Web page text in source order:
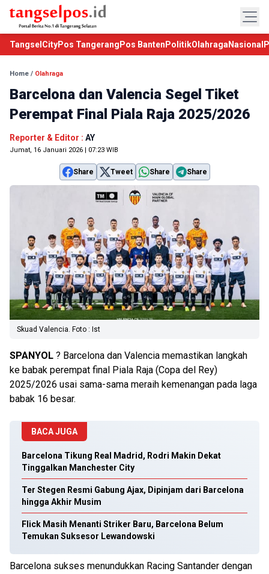
TangselCityPos Tangerang Pos Banten PolitikOlahraga Nasional
Home / Olahraga
Barcelona dan Valencia Segel Tiket
Perempat Final Piala Raja 2025/2026
Reporter & Editor : AY
Jumat, 16 Januari 2026 | 07:23 WIB
Share Tweet Share Share
Skuad Valencia. Foto : Ist
SPANYOL ? Barcelona dan Valencia memastikan langkah
ke babak perempat final Piala Raja (Copa del Rey)
2025/2026 usai sama-sama meraih kemenangan pada laga
babak 16 besar.
BACA JUGA
Barcelona Tikung Real Madrid, Rodri Makin Dekat
Tinggalkan Manchester City
Ter Stegen Resmi Gabung Ajax, Dipinjam dari Barcelona
hingga Akhir Musim
Flick Masih Menanti Striker Baru, Barcelona Belum
Temukan Suksesor Lewandowski
Barcelona sukses menundukkan Racing Santander dengan